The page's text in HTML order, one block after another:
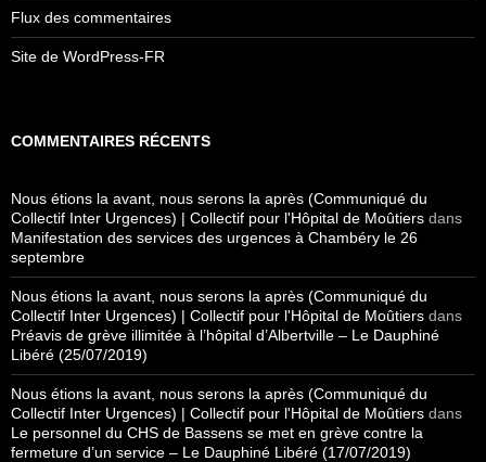
Flux des commentaires
Site de WordPress-FR
COMMENTAIRES RÉCENTS
Nous étions la avant, nous serons la après (Communiqué du
Collectif Inter Urgences) | Collectif pour l'Hôpital de Moûtiers dans
Manifestation des services des urgences à Chambéry le 26
septembre
Nous étions la avant, nous serons la après (Communiqué du
Collectif Inter Urgences) | Collectif pour l'Hôpital de Moûtiers dans
Préavis de grève illimitée à l’hôpital d’Albertville – Le Dauphiné
Libéré (25/07/2019)
Nous étions la avant, nous serons la après (Communiqué du
Collectif Inter Urgences) | Collectif pour l'Hôpital de Moûtiers dans
Le personnel du CHS de Bassens se met en grève contre la
fermeture d’un service – Le Dauphiné Libéré (17/07/2019)